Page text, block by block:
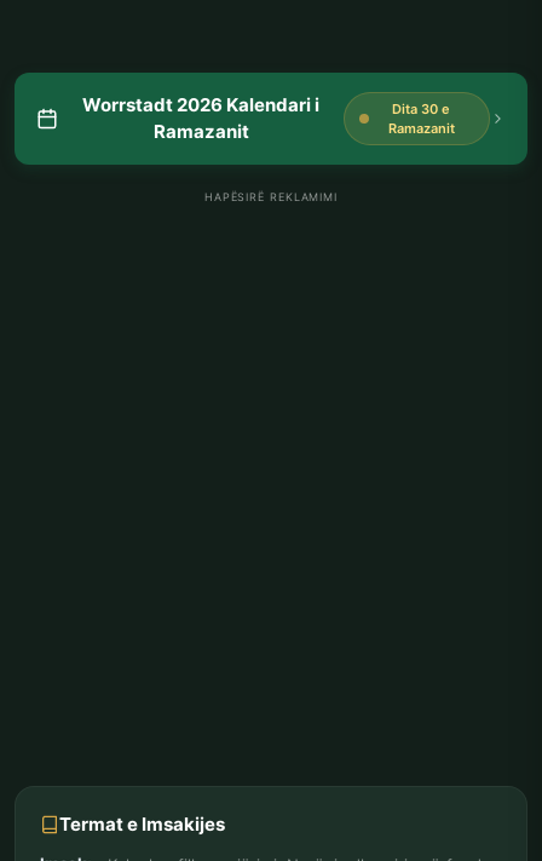
Worrstadt 2026 Kalendari i
Ramazanit
Dita 30 e
Ramazanit
HAPËSIRË REKLAMIMI
Termat e Imsakijes